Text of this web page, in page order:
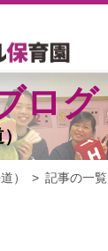
ログ
）
） 記事の一覧